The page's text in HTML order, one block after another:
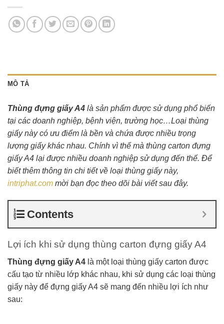
MÔ TẢ
Thùng đựng giấy A4 là sản phẩm được sử dụng phổ biến
tại các doanh nghiệp, bệnh viện, trường học…Loại thùng
giấy này có ưu điểm là bền và chứa được nhiều trọng
lượng giấy khác nhau. Chính vì thế mà thùng carton đựng
giấy A4 lại được nhiều doanh nghiệp sử dụng đến thế. Để
biết thêm thông tin chi tiết về loại thùng giấy này,
intriphat.com mời bạn đọc theo dõi bài viết sau đây.
Contents
Lợi ích khi sử dụng thùng carton đựng giấy A4
Thùng đựng giấy A4 là một loại thùng giấy carton được
cấu tạo từ nhiều lớp khác nhau, khi sử dụng các loại thùng
giấy này để đựng giấy A4 sẽ mang đến nhiều lợi ích như
sau: